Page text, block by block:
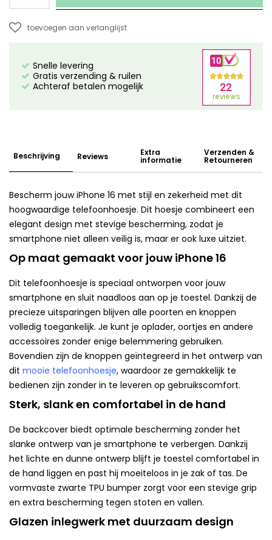
toevoegen aan verlanglijst
Snelle levering
Gratis verzending & ruilen
Achteraf betalen mogelijk
Beschrijving Reviews Extra
informatie
Verzenden &
Retourneren
Bescherm jouw iPhone 16 met stijl en zekerheid met dit
hoogwaardige telefoonhoesje. Dit hoesje combineert een
elegant design met stevige bescherming, zodat je
smartphone niet alleen veilig is, maar er ook luxe uitziet.
Op maat gemaakt voor jouw iPhone 16
Dit telefoonhoesje is speciaal ontworpen voor jouw
smartphone en sluit naadloos aan op je toestel. Dankzij de
precieze uitsparingen blijven alle poorten en knoppen
volledig toegankelijk. Je kunt je oplader, oortjes en andere
accessoires zonder enige belemmering gebruiken.
Bovendien zijn de knoppen geïntegreerd in het ontwerp van
dit mooie telefoonhoesje, waardoor ze gemakkelijk te
bedienen zijn zonder in te leveren op gebruikscomfort.
Sterk, slank en comfortabel in de hand
De backcover biedt optimale bescherming zonder het
slanke ontwerp van je smartphone te verbergen. Dankzij
het lichte en dunne ontwerp blijft je toestel comfortabel in
de hand liggen en past hij moeiteloos in je zak of tas. De
vormvaste zwarte TPU bumper zorgt voor een stevige grip
en extra bescherming tegen stoten en vallen.
Glazen inlegwerk met duurzaam design